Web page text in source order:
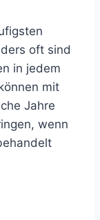
oft sind
in jedem
mit
Jahre
wenn